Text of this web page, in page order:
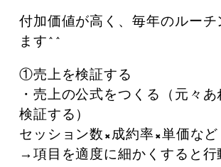
付加価値が高く、毎年のルーチ
ます^^
①売上を検証する
・売上の公式をつくる（元々あ
検証する）
セッション数×成約率×単価など
→項目を適度に細かくすると行